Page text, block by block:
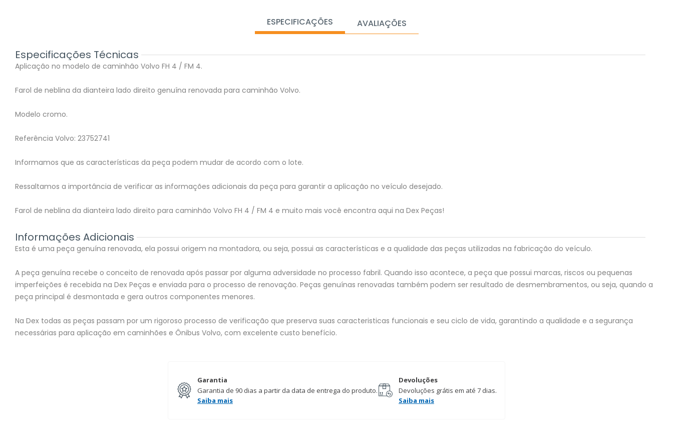
ESPECIFICAÇÕES AVALIAÇÕES
Especificações Técnicas
Aplicação no modelo de caminhão Volvo FH 4 / FM 4.
Farol de neblina da dianteira lado direito genuína renovada para caminhão Volvo.
Modelo cromo.
Referência Volvo: 23752741
Informamos que as características da peça podem mudar de acordo com o lote.
Ressaltamos a importância de verificar as informações adicionais da peça para garantir a aplicação no veículo desejado.
Farol de neblina da dianteira lado direito para caminhão Volvo FH 4 / FM 4 e muito mais você encontra aqui na Dex Peças!
Informações Adicionais
Esta é uma peça genuína renovada, ela possui origem na montadora, ou seja, possui as características e a qualidade das peças utilizadas na fabricação do veículo.
A peça genuína recebe o conceito de renovada após passar por alguma adversidade no processo fabril. Quando isso acontece, a peça que possui marcas, riscos ou pequenas
imperfeições é recebida na Dex Peças e enviada para o processo de renovação. Peças genuínas renovadas também podem ser resultado de desmembramentos, ou seja, quando a
peça principal é desmontada e gera outros componentes menores.
Na Dex todas as peças passam por um rigoroso processo de verificação que preserva suas caracteristicas funcionais e seu ciclo de vida, garantindo a qualidade e a segurança
necessárias para aplicação em caminhões e Ônibus Volvo, com excelente custo benefício.
Garantia
Garantia de 90 dias a partir da data de entrega do produto.
Saiba mais
Devoluções
Devoluções grátis em até 7 dias.
Saiba mais